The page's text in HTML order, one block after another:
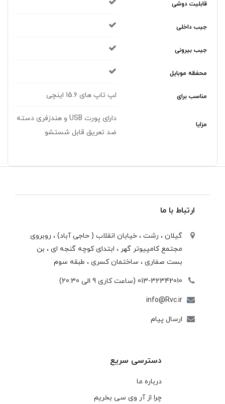
قابلیت دوشی
جیب داخلی
جیب بیرونی
محفظه موبایل
مناسب برای لپ تاپ های 15.6 اینچی
مزایا
دارای پورت USB و هندزفری دسته
ضد تعریق قابل شستشو
ارتباط با ما
گیلان ، رشت ، خيابان انقلاب ( حاجی آباد) ، روبروی
مجتمع كامپيوتر گهر ، ابتدای كوچه گنجه ای ، بن
بست صفاری ، ساختمان كسری ، طبقه سوم
013-32342010 (ساعت کاری 9 الی 20:30)
info@Rvc.ir
ارسال پیام
دسترسی سریع
درباره ما
چرا از آر وی سی بخریم